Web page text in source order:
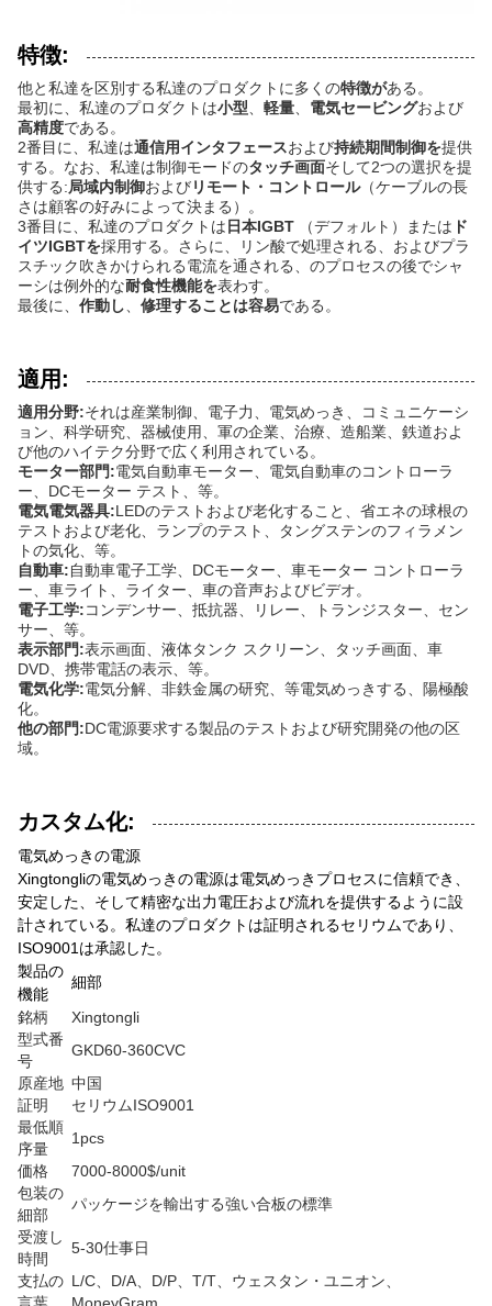
特徴:
他と私達を区別する私達のプロダクトに多くの特徴がある。
最初に、私達のプロダクトは小型 軽量 電気セービングおよび
高精度である。
2番目に、私達は通信用インタフェースおよび持続期間制御を提供
する。なお、私達は制御モードのタッチ画面そして2つの選択を提
供する:局域内制御およびリモート・コントロール（ケーブルの長
さは顧客の好みによって決まる）。
3番目に、私達のプロダクトは 日本IGBT （デフォルト）または ド
イツIGBTを採用する。さらに、リン酸で処理される、およびプラ
スチック吹きかけられる電流を通される、のプロセスの後でシャ
ーシは例外的な耐食性機能を表わす。
最後に、 作動し 修理することは容易である。
適用:
適用分野:それは産業制御、電子力、電気めっき、コミュニケーシ
ョン、科学研究、器械使用、軍の企業、治療、造船業、鉄道およ
び他のハイテク分野で広く利用されている。
モーター部門:電気自動車モーター、電気自動車のコントローラ
ー、DCモーター テスト、等。
電気電気器具:LEDのテストおよび老化すること、省エネの球根の
テストおよび老化、ランプのテスト、タングステンのフィラメン
トの気化、等。
自動車:自動車電子工学、DCモーター、車モーター コントローラ
ー、車ライト、ライター、車の音声およびビデオ。
電子工学:コンデンサー、抵抗器、リレー、トランジスター、セン
サー、等。
表示部門:表示画面、液体タンク スクリーン、タッチ画面、車
DVD、携帯電話の表示、等。
電気化学:電気分解、非鉄金属の研究、等電気めっきする、陽極酸
化。
他の部門:DC電源要求する製品のテストおよび研究開発の他の区
域。
カスタム化:
電気めっきの電源
Xingtongliの電気めっきの電源は電気めっきプロセスに信頼でき、
安定した、そして精密な出力電圧および流れを提供するように設
計されている。私達のプロダクトは証明されるセリウムであり、
ISO9001は承認した。
製品の
機能
細部
銘柄
Xingtongli
型式番
号
GKD60-360CVC
原産地 中国
証明
セリウムISO9001
最低順
序量
1pcs
価格
7000-8000$/unit
包装の
細部
パッケージを輸出する強い合板の標準
受渡し
時間
5-30仕事日
支払の L/C、D/A、D/P、T/T、ウェスタン・ユニオン、